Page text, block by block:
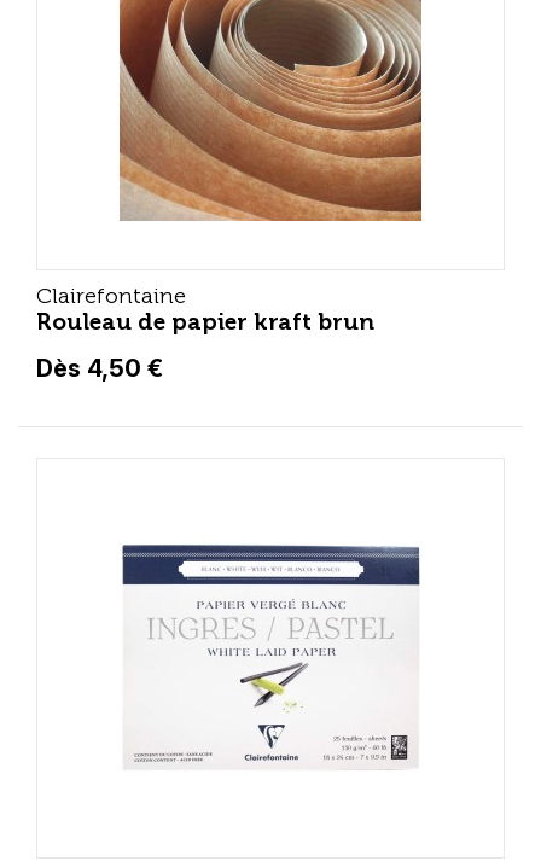
Clairefontaine
Rouleau de papier kraft brun
Dès 4,50 €